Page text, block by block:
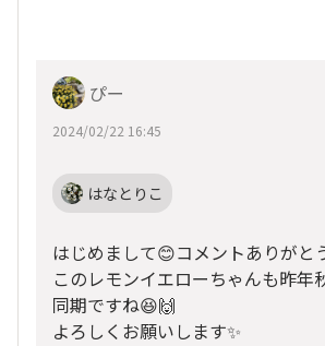
ぴー
2024/02/22 16:45
はなとりこ
はじめまして😊コメントありがと
このレモンイエローちゃんも昨年
同期ですね😆🙌
よろしくお願いします✨